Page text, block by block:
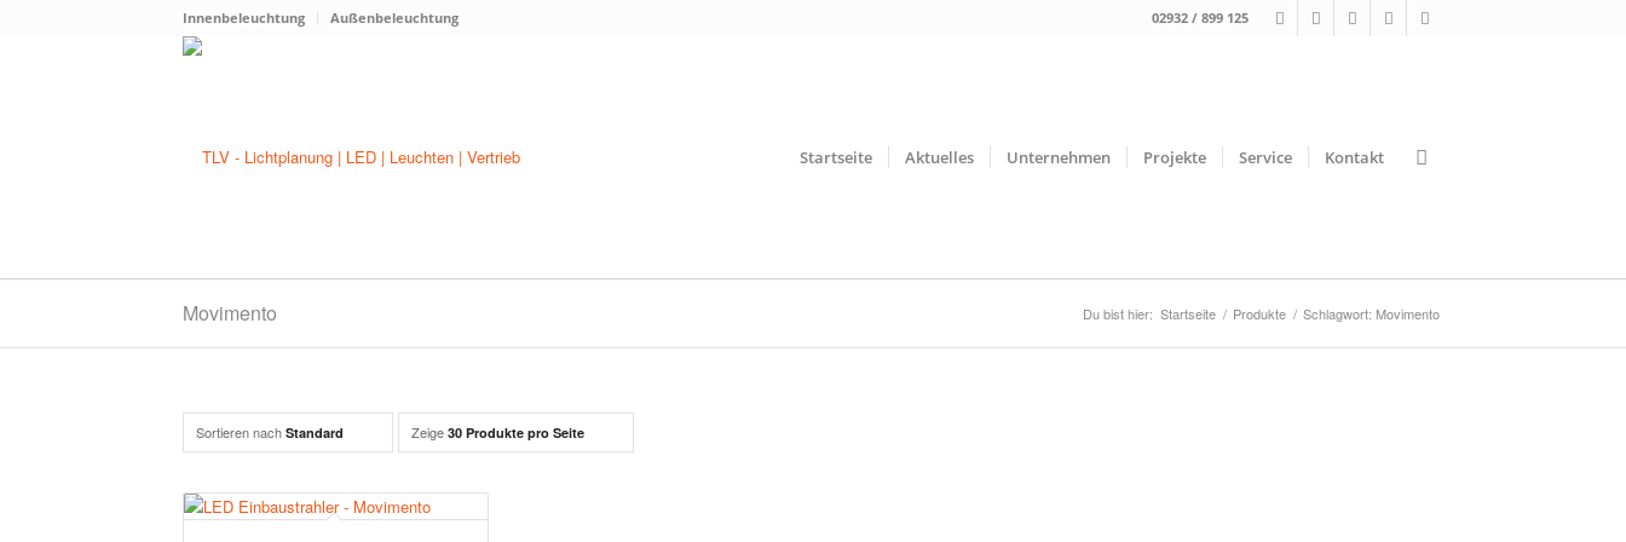
Innenbeleuchtung Außenbeleuchtung 02932 / 899 125
Startseite Aktuelles Unternehmen Projekte Service Kontakt
Movimento Du bist hier: Startseite / Produkte / Schlagwort: Movimento
Sortieren nach Standard Zeige 30 Produkte pro Seite